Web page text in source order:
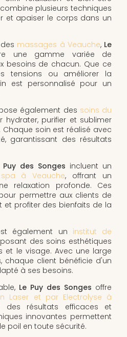
plusieurs techniques
et apaiser le corps dans un
massages à Veauche, Le
une gamme variée de
besoins de chacun. Que ce
tensions ou améliorer la
est personnalisé pour un
également des soins du
hydrater, purifier et sublimer
soin est réalisé avec
garantissant des résultats
Puy des Songes incluent un
à Veauche, offrant un
relaxation profonde. Ces
permettre aux clients de
et profiter des bienfaits de la
également un institut de
des soins esthétiques
le visage. Avec une large
chaque client bénéficie d'un
à ses besoins.
Le Puy des Songes offre
Laser et par Electrolyse à
des résultats efficaces et
innovantes permettent
poil en toute sécurité.